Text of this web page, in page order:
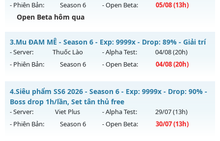
Exp: 200x - Drop: 20%
Kiểu reset: Reset In Game
Thể loại: Mu Nguyên bản Webzen
Antihack: GameGuard
- Phiên Bản:
Season 6 - Open Beta: 05/08(13h)
Open Beta hôm qua
CUSTOM SEASON 6.15 - Đua Top thưởng lớn, Free Set
Mu mới ra tháng 08 2026 - Mở máy chủ
Quân Vươngvào
13h ngày 05/08/2626
Kiểu reset: Reset In Game
Thể loại: Mu Bán Đồ Full Trong Shop
Antihack: Phoenix Season 6.15
3.Mu ĐAM MÊ - Season 6 - Exp: 9999x - Drop: 89% - Giải trí
- Server: Thuốc Lào - Alpha Test: 04/08(20h)
- Phiên Bản:
Season 6 - Open Beta: 04/08(20h)
Mu ĐAM MÊ - Giải trí
Mu mới ra tháng 08 2026 - Mở máy chủ
ngày 04/08/2626
Exp: 9999x - Drop: 89%
4.Siêu phẩm SS6 2026 - Season 6 - Exp: 9999x - Drop: 90% -
Boss drop 1h/lần, Set tân thủ free
- Server: Viet Plus - Alpha Test: 29/07(13h)
- Phiên Bản:
Season 6 - Open Beta: 30/07(13h)